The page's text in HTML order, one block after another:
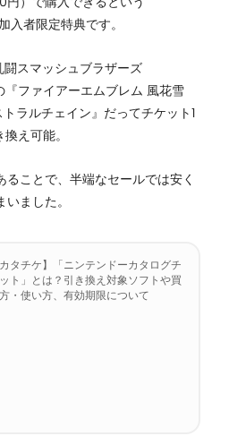
者限定特典です。
スマッシュブラザーズ
ファイアーエムブレム 風花雪
ラルチェイン』だってチケット1
え可能。
ることで、半端なセールでは安く
ました。
カタチケ】「ニンテンドーカタログチ
ト」とは？引き換え対象ソフトや買
・使い方、有効期限について